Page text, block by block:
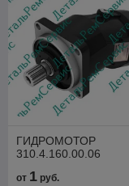
ГИДРОМОТОР
310.4.160.00.06
от 1 руб.